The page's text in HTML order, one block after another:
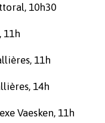
10h30
11h
11h
14h
Vaesken, 11h